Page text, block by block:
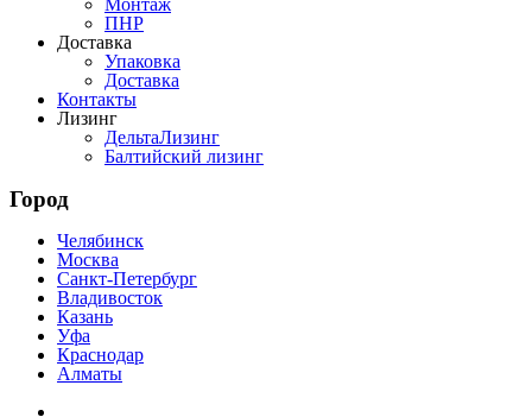
Монтаж
ПНР
Доставка
Упаковка
Доставка
Контакты
Лизинг
ДельтаЛизинг
Балтийский лизинг
Город
Челябинск
Москва
Санкт-Петербург
Владивосток
Казань
Уфа
Краснодар
Алматы